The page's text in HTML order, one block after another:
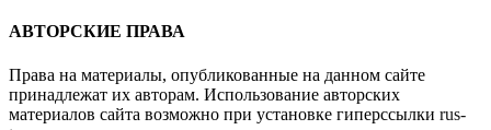
АВТОРСКИЕ ПРАВА
Права на материалы, опубликованные на данном сайте
принадлежат их авторам. Использование авторских
материалов сайта возможно при установке гиперссылки rus-